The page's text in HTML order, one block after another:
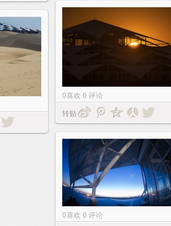
0喜欢 0 评论
转贴
0喜欢 0 评论